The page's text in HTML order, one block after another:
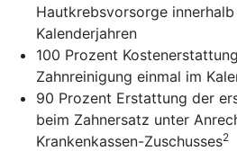
Hautkrebsvorsorge
Kalenderjahren
100 Prozent
Zahnreinigung einmal im
90 Prozent Erstattung der
beim Zahnersatz unter
Krankenkassen-Zuschusses2